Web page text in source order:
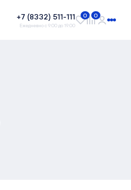
+7 (8332) 511-111
Ежедневно с 9:00 до 19:00
0 0